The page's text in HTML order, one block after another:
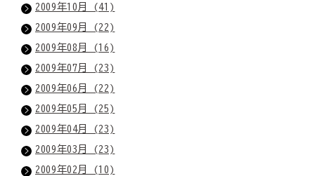
2009年10月 (41)
2009年09月 (22)
2009年08月 (16)
2009年07月 (23)
2009年06月 (22)
2009年05月 (25)
2009年04月 (23)
2009年03月 (23)
2009年02月 (10)